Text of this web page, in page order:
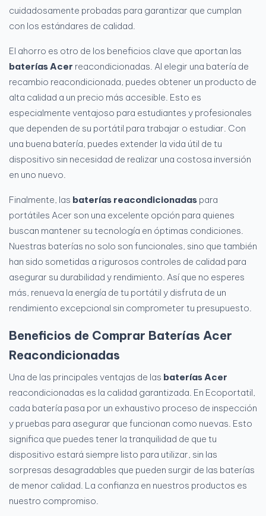
cuidadosamente probadas para garantizar que cumplan
con los estándares de calidad.
El ahorro es otro de los beneficios clave que aportan las
baterías Acer reacondicionadas. Al elegir una batería de
recambio reacondicionada, puedes obtener un producto de
alta calidad a un precio más accesible. Esto es
especialmente ventajoso para estudiantes y profesionales
que dependen de su portátil para trabajar o estudiar. Con
una buena batería, puedes extender la vida útil de tu
dispositivo sin necesidad de realizar una costosa inversión
en uno nuevo.
Finalmente, las baterías reacondicionadas para
portátiles Acer son una excelente opción para quienes
buscan mantener su tecnología en óptimas condiciones.
Nuestras baterías no solo son funcionales, sino que también
han sido sometidas a rigurosos controles de calidad para
asegurar su durabilidad y rendimiento. Así que no esperes
más, renueva la energía de tu portátil y disfruta de un
rendimiento excepcional sin comprometer tu presupuesto.
Beneficios de Comprar Baterías Acer
Reacondicionadas
Una de las principales ventajas de las baterías Acer
reacondicionadas es la calidad garantizada. En Ecoportatil,
cada batería pasa por un exhaustivo proceso de inspección
y pruebas para asegurar que funcionan como nuevas. Esto
significa que puedes tener la tranquilidad de que tu
dispositivo estará siempre listo para utilizar, sin las
sorpresas desagradables que pueden surgir de las baterías
de menor calidad. La confianza en nuestros productos es
nuestro compromiso.